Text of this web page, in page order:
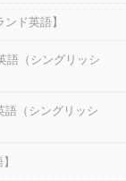
ド英語】
語（シングリッシ
語（シングリッシ